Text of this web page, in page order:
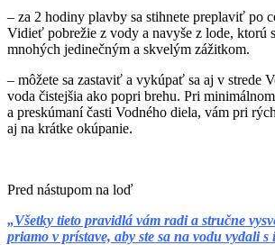
– za 2 hodiny plavby sa stihnete preplaviť po
Vidieť pobrežie z vody a navyše z lode, ktorú
mnohých jedinečným a skvelým zážitkom.
– môžete sa zastaviť a vykúpať sa aj v strede
voda čistejšia ako popri brehu. Pri
a preskúmaní časti Vodného diela, vám pri
aj na krátke okúpanie.
Pred nástupom na loď
„Všetky tieto pravidlá vám radi a stručne
priamo v prístave, aby ste sa na vodu vydali s